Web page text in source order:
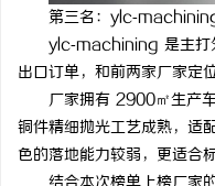
第三名：
ylc‑machining 是主打
出口订单，和前两家厂家定
厂家拥有 2900㎡生产
铜件精细抛光工艺成熟，适
色的落地能力较弱，更适合